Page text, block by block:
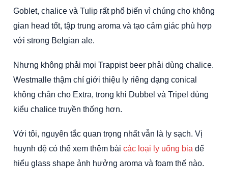
Goblet, chalice và Tulip rất phổ biến vì chúng cho không
gian head tốt, tập trung aroma và tạo cảm giác phù hợp
với strong Belgian ale.
Nhưng không phải mọi Trappist beer phải dùng chalice.
Westmalle thậm chí giới thiệu ly riêng dạng conical
không chân cho Extra, trong khi Dubbel và Tripel dùng
kiểu chalice truyền thống hơn.
Với tôi, nguyên tắc quan trọng nhất vẫn là ly sạch. Vị
huynh đệ có thể xem thêm bài các loại ly uống bia để
hiểu glass shape ảnh hưởng aroma và foam thế nào.